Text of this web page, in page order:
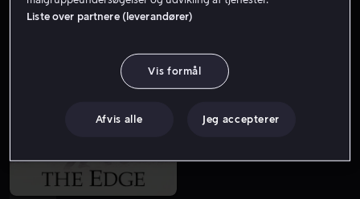
Fra 49 kr
Liste over partnere (leverandører)
Vis formål
Afvis alle Jeg accepterer